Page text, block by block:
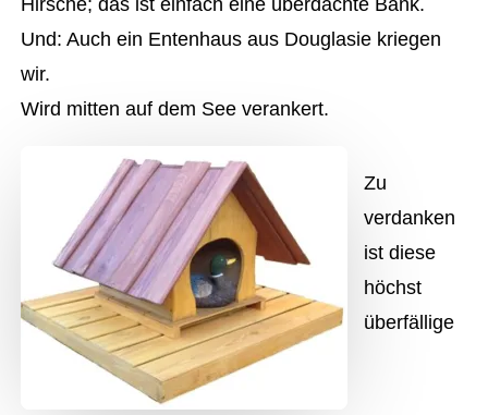
Hirsche; das ist einfach eine überdachte Bank.
Und: Auch ein Entenhaus aus Douglasie kriegen
wir.
Wird mitten auf dem See verankert.
Zu
verdanken
ist diese
höchst
überfällige